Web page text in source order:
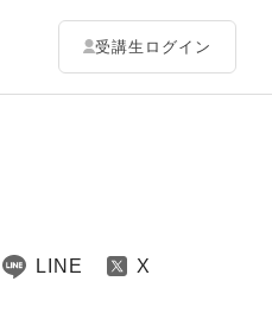
受講生ログイン
LINE X